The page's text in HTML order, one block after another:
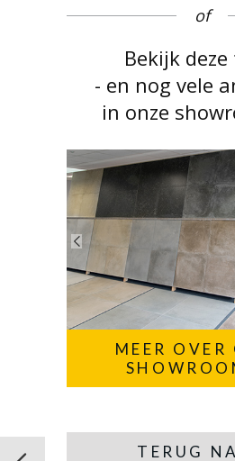
of
Bekijk deze
- en nog vele
in onze
MEER OVER
TERUG